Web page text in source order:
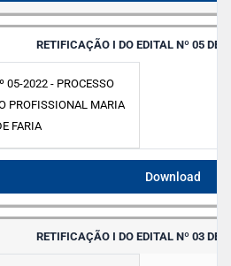
RETIFICAÇÃO I DO EDITAL Nº 05 DE
05-2022 - PROCESSO
PROFISSIONAL MARIA
FARIA
Download
RETIFICAÇÃO I DO EDITAL Nº 03 DE